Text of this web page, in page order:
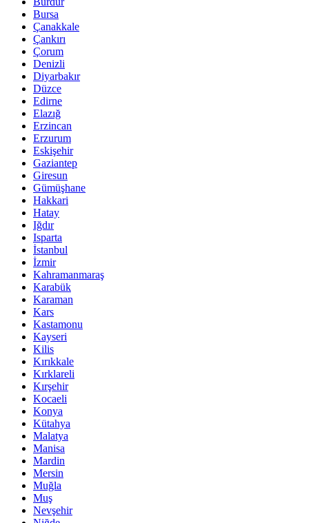
Bursa
Çanakkale
Çankırı
Çorum
Denizli
Diyarbakır
Düzce
Edirne
Elazığ
Erzincan
Erzurum
Eskişehir
Gaziantep
Giresun
Gümüşhane
Hakkari
Hatay
Iğdır
Isparta
İstanbul
İzmir
Kahramanmaraş
Karabük
Karaman
Kars
Kastamonu
Kayseri
Kilis
Kırıkkale
Kırklareli
Kırşehir
Kocaeli
Konya
Kütahya
Malatya
Manisa
Mardin
Mersin
Muğla
Muş
Nevşehir